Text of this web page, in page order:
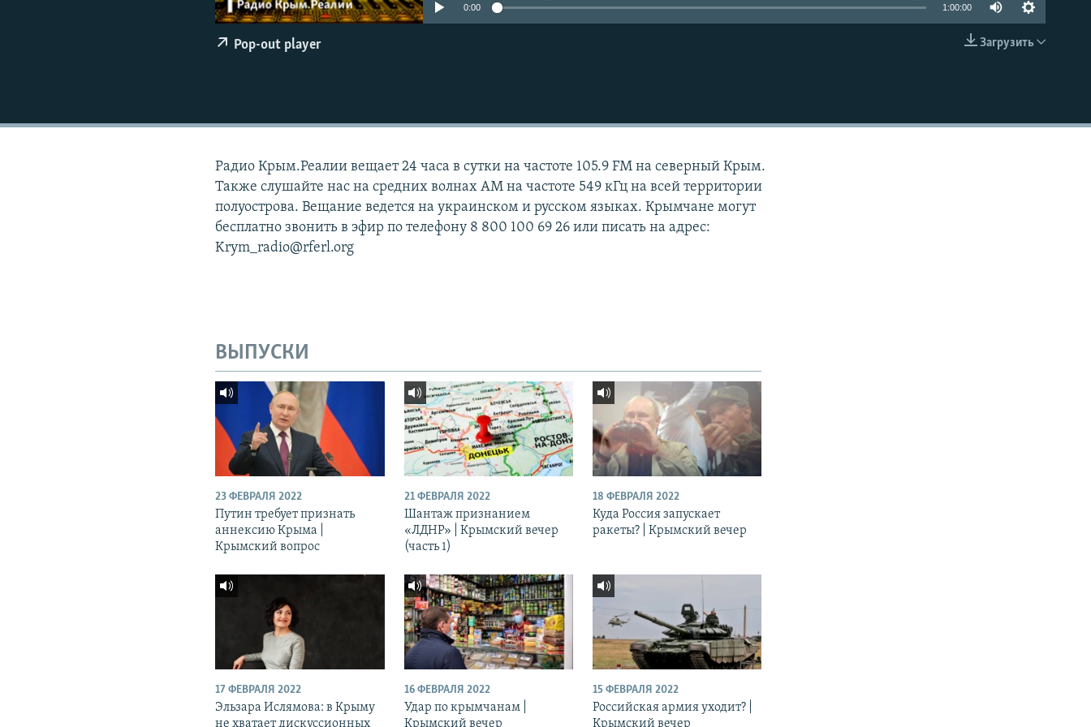
EMBED
0:00 1:00:00
Загрузить
Pop-out player
Радио Крым.Реалии вещает 24 часа в сутки на частоте 105.9 FM на северный Крым.
Также слушайте нас на средних волнах АМ на частоте 549 кГц на всей территории
полуострова. Вещание ведется на украинском и русском языках. Крымчане могут
бесплатно звонить в эфир по телефону 8 800 100 69 26 или писать на адрес:
Krym_radio@rferl.org
ВЫПУСКИ
23 ФЕВРАЛЯ 2022
Путин требует признать
аннексию Крыма |
Крымский вопрос
21 ФЕВРАЛЯ 2022
Шантаж признанием
«ЛДНР» | Крымский вечер
(часть 1)
18 ФЕВРАЛЯ 2022
Куда Россия запускает
ракеты? | Крымский вечер
17 ФЕВРАЛЯ 2022
Эльзара Ислямова: в Крыму
не хватает дискуссионных
16 ФЕВРАЛЯ 2022
Удар по крымчанам |
Крымский вечер
15 ФЕВРАЛЯ 2022
Российская армия уходит? |
Крымский вечер